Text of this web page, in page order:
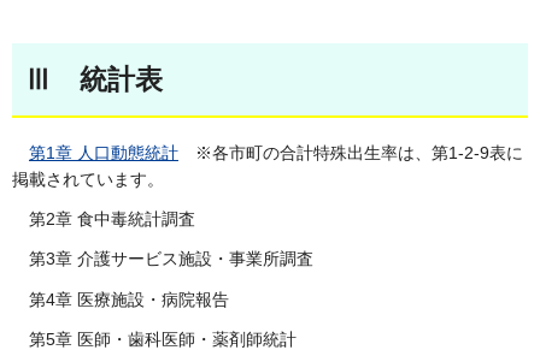
Ⅲ 統計表
第1章 人口動態統計 ※各市町の合計特殊出生率は、第1-2-9表に
掲載されています。
第2章 食中毒統計調査
第3章 介護サービス施設・事業所調査
第4章 医療施設・病院報告
第5章 医師・歯科医師・薬剤師統計